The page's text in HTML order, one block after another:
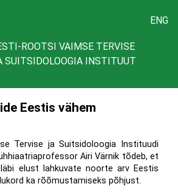
ENG
ROOTSI VAIMSE TERVISE
SUITSIDOLOOGIA INSTITUUT
Eestis vähem
Tervise ja Suitsidoloogia Instituudi
Airi Värnik tõdeb, et
elust lahkuvate noorte arv Eestis
ka rõõmustamiseks põhjust.